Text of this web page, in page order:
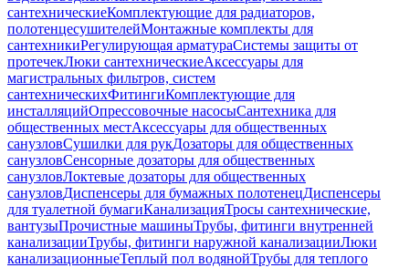
сантехническиеКомплектующие для радиаторов,
полотенцесушителейМонтажные комплекты для
сантехникиРегулирующая арматураСистемы защиты от
протечекЛюки сантехническиеАксессуары для
магистральных фильтров, систем
сантехническихФитингиКомплектующие для
инсталляцийОпрессовочные насосыСантехника для
общественных местАксессуары для общественных
санузловСушилки для рукДозаторы для общественных
санузловСенсорные дозаторы для общественных
санузловЛоктевые дозаторы для общественных
санузловДиспенсеры для бумажных полотенецДиспенсеры
для туалетной бумагиКанализацияТросы сантехнические,
вантузыПрочистные машиныТрубы, фитинги внутренней
канализацииТрубы, фитинги наружной канализацииЛюки
канализационныеТеплый пол водянойТрубы для теплого